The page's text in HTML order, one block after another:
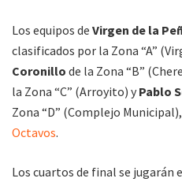
Los equipos de Virgen de la
clasificados por la Zona “A”
Coronillo de la Zona “B”
la Zona “C” (Arroyito) y Pablo
Zona “D” (Complejo
Octavos.
Los cuartos de final se jugarán